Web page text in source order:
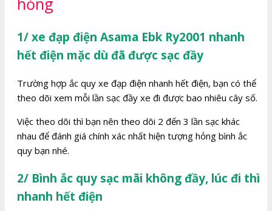
1/ xe đạp điện Asama Ebk Ry2001 nhanh
hết điện mặc dù đã được sạc đầy
Trường hợp ắc quy xe đạp điện nhanh hết điện, bạn có thể
theo dõi xem mỗi lần sạc đầy xe đi được bao nhiêu cây số.
Việc theo dõi thì bạn nên theo dõi 2 đến 3 lần sạc khác
nhau để đánh giá chính xác nhất hiện tượng hỏng bình ắc
quy bạn nhé.
2/ Bình ắc quy sạc mãi không đầy, lúc đi thì
nhanh hết điện